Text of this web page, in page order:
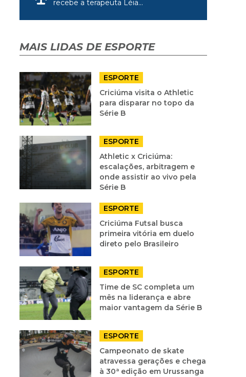
recebe a terapeuta Léia...
MAIS LIDAS DE ESPORTE
ESPORTE
Criciúma visita o Athletic
para disparar no topo da
Série B
ESPORTE
Athletic x Criciúma:
escalações, arbitragem e
onde assistir ao vivo pela
Série B
ESPORTE
Criciúma Futsal busca
primeira vitória em duelo
direto pelo Brasileiro
ESPORTE
Time de SC completa um
mês na liderança e abre
maior vantagem da Série B
ESPORTE
Campeonato de skate
atravessa gerações e chega
à 30ª edição em Urussanga